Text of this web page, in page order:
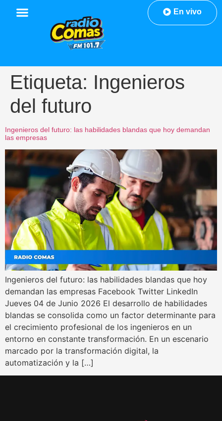
En vivo
Etiqueta: Ingenieros
del futuro
Ingenieros del futuro: las habilidades blandas que hoy demandan
las empresas
Ingenieros del futuro: las habilidades blandas que hoy
demandan las empresas Facebook Twitter LinkedIn
Jueves 04 de Junio 2026 El desarrollo de habilidades
blandas se consolida como un factor determinante para
el crecimiento profesional de los ingenieros en un
entorno en constante transformación. En un escenario
marcado por la transformación digital, la
automatización y la […]